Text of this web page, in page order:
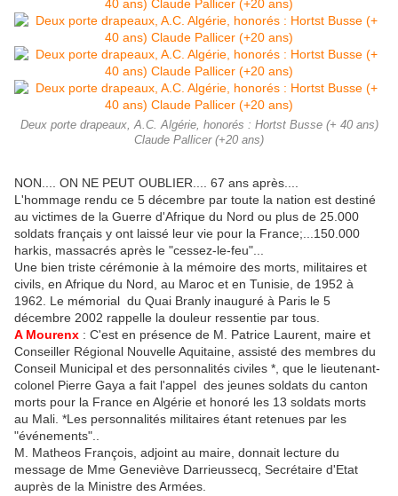
Deux porte drapeaux, A.C. Algérie, honorés : Hortst Busse (+ 40 ans)
Claude Pallicer (+20 ans)
NON.... ON NE PEUT OUBLIER.... 67 ans après....
L'hommage rendu ce 5 décembre par toute la nation est destiné
au victimes de la Guerre d'Afrique du Nord ou plus de 25.000
soldats français y ont laissé leur vie pour la France;...150.000
harkis, massacrés après le "cessez-le-feu"...
Une bien triste cérémonie à la mémoire des morts, militaires et
civils, en Afrique du Nord, au Maroc et en Tunisie, de 1952 à
1962. Le mémorial du Quai Branly inauguré à Paris le 5
décembre 2002 rappelle la douleur ressentie par tous.
A Mourenx : C'est en présence de M. Patrice Laurent, maire et
Conseiller Régional Nouvelle Aquitaine, assisté des membres du
Conseil Municipal et des personnalités civiles *, que le lieutenant-
colonel Pierre Gaya a fait l'appel des jeunes soldats du canton
morts pour la France en Algérie et honoré les 13 soldats morts
au Mali. *Les personnalités militaires étant retenues par les
"événements"..
M. Matheos François, adjoint au maire, donnait lecture du
message de Mme Geneviève Darrieussecq, Secrétaire d'Etat
auprès de la Ministre des Armées.